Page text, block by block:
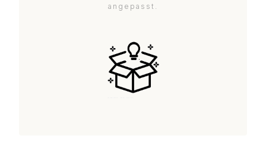
angepasst.